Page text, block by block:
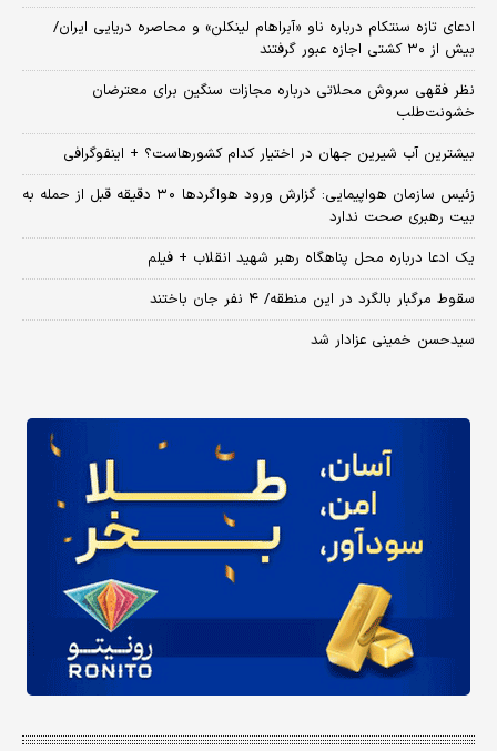
ادعای تازه سنتکام درباره ناو «آبراهام لینکلن» و محاصره دریایی ایران/
بیش از ۳۰ کشتی اجازه عبور گرفتند
نظر فقهی سروش محلاتی درباره مجازات سنگین برای معترضان
خشونت‌طلب
بیشترین آب شیرین جهان در اختیار کدام کشورهاست؟ + اینفوگرافی
زئیس سازمان هواپیمایی: گزارش ورود هواگردها ٣٠ دقیقه قبل از حمله به
بیت رهبری صحت ندارد
یک ادعا درباره محل پناهگاه‌ رهبر شهید انقلاب + فیلم
سقوط مرگبار بالگرد در این منطقه/ ۴ نفر جان باختند
سیدحسن خمینی عزادار شد